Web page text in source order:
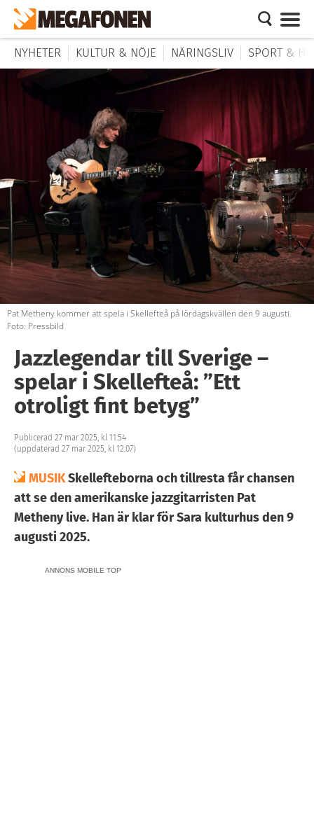
NYHETER KULTUR & NÖJE NÄRINGSLIV SPORT &
Pat Metheny kommer att spela i Skellefteå på lördagskvällen den 9 augusti.
Foto: Pressbild
Jazzlegendar till Sverige –
spelar i Skellefteå: ”Ett
otroligt fint betyg”
Publicerad 27 mar 2025, kl 11:54
(uppdaterad 27 mar 2025, kl 12:07)
MUSIKSkellefteborna och tillresta får chansen
att se den amerikanske jazzgitarristen Pat
Metheny live. Han är klar för Sara kulturhus den 9
augusti 2025.
ANNONS MOBILE TOP